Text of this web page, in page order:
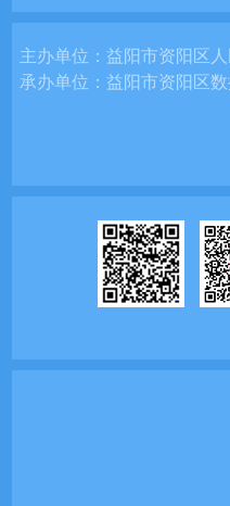
主办单位：益阳市资阳区
承办单位：益阳市资阳区